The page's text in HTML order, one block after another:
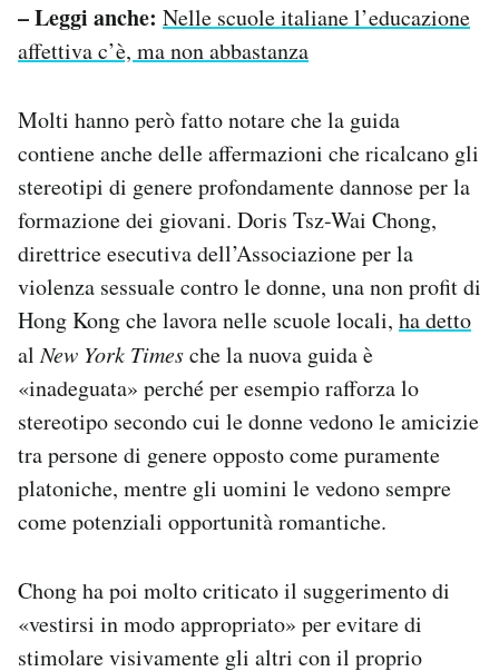
– Leggi anche: Nelle scuole italiane l’educazione
affettiva c’è, ma non abbastanza
Molti hanno però fatto notare che la guida
contiene anche delle affermazioni che ricalcano gli
stereotipi di genere profondamente dannose per la
formazione dei giovani. Doris Tsz-Wai Chong,
direttrice esecutiva dell’Associazione per la
violenza sessuale contro le donne, una non profit di
Hong Kong che lavora nelle scuole locali, ha detto
alNew York Timesche la nuova guida è
«inadeguata» perché per esempio rafforza lo
stereotipo secondo cui le donne vedono le amicizie
tra persone di genere opposto come puramente
platoniche, mentre gli uomini le vedono sempre
come potenziali opportunità romantiche.
Chong ha poi molto criticato il suggerimento di
«vestirsi in modo appropriato» per evitare di
stimolare visivamente gli altri con il proprio